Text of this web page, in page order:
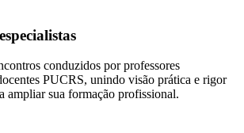
conduzidos por professores
PUCRS, unindo visão prática e rigor
ampliar sua formação profissional.